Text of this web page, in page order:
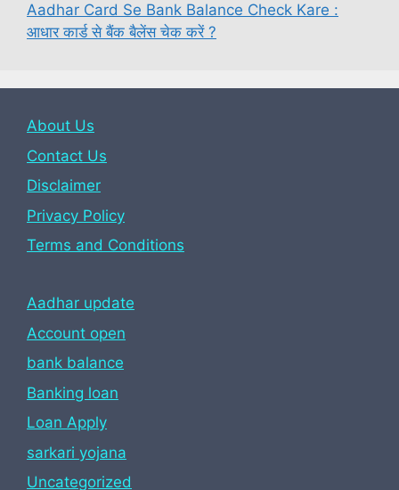
Aadhar Card Se Bank Balance Check Kare :
आधार कार्ड से बैंक बैलेंस चेक करें ?
About Us
Contact Us
Disclaimer
Privacy Policy
Terms and Conditions
Aadhar update
Account open
bank balance
Banking loan
Loan Apply
sarkari yojana
Uncategorized